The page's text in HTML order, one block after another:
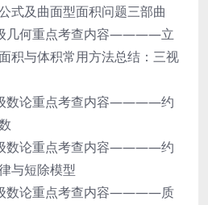
及曲面型面积问题三部曲
几何重点考查内容————立
与体积常用方法总结：三视
数论重点考查内容————约
数论重点考查内容————约
与短除模型
数论重点考查内容————质